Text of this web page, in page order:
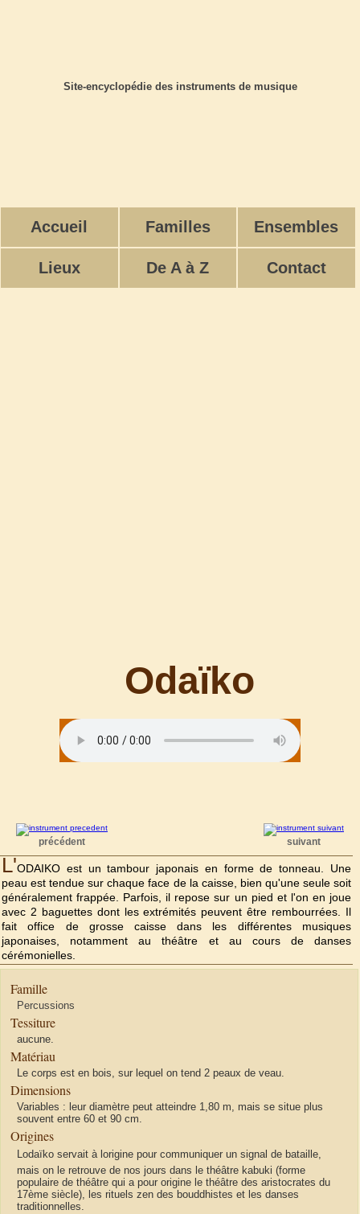
Site-encyclopédie des instruments de musique
Accueil Familles Ensembles
Lieux De A à Z Contact
Odaïko
précédent suivant
L'ODAIKO est un tambour japonais en forme de tonneau. Une
peau est tendue sur chaque face de la caisse, bien qu'une seule soit
généralement frappée. Parfois, il repose sur un pied et l'on en joue
avec 2 baguettes dont les extrémités peuvent être rembourrées. Il
fait office de grosse caisse dans les différentes musiques
japonaises, notamment au théâtre et au cours de danses
cérémonielles.
Famille
Percussions
Tessiture
aucune.
Matériau
Le corps est en bois, sur lequel on tend 2 peaux de veau.
Dimensions
Variables : leur diamètre peut atteindre 1,80 m, mais se situe plus
souvent entre 60 et 90 cm.
Origines
Lodaïko servait à lorigine pour communiquer un signal de bataille,
mais on le retrouve de nos jours dans le théâtre kabuki (forme
populaire de théâtre qui a pour origine le théâtre des aristocrates du
17ème siècle), les rituels zen des bouddhistes et les danses
traditionnelles.